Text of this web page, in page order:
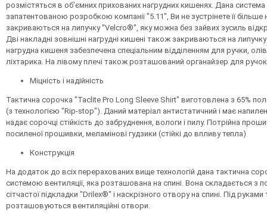
розмістяться в об'ємних прихованих нагрудних кишенях. Дана
запатентованою розробкою компанії "5.11", Ви не зустрінете її більше
закриваються на липучку "Velcro®", яку можна без зайвих зусиль
Дві накладні зовнішні нагрудні кишені також закриваються на
нагрудна кишеня забезпечена спеціальним відділенням для ручки,
ліхтарика. На лівому плечі також розташований органайзер для ручок
Міцність і надійність
Тактична сорочка "Taclite Pro Long Sleeve Shirt" виготовлена з 65%
(з технологією "Rip-stop"). Даний матеріал антистатичний і має
надає сорочці стійкість до забруднення, вологи і пилу. Потрійна
посиленої прошивки, меламінові гудзики (стійкі до впливу тепла)
Конструкція
На додаток до всіх перерахованих вище технологій дана тактична
системою вентиляції, яка розташована на спині. Вона складається з
сітчастої підкладки "Drilex®" і наскрізного отвору на спині. Під
розташовуються вентиляційні отвори.